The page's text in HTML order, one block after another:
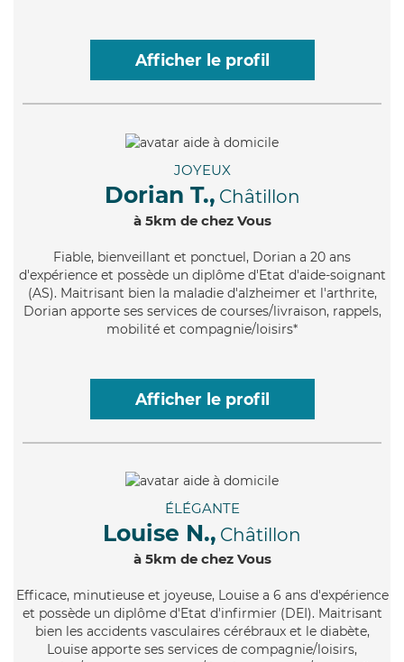
Afficher le profil
JOYEUX
Dorian T., Châtillon
à 5km de chez Vous
Fiable, bienveillant et ponctuel, Dorian a 20 ans
d'expérience et possède un diplôme d'Etat d'aide-soignant
(AS). Maitrisant bien la maladie d'alzheimer et l'arthrite,
Dorian apporte ses services de courses/livraison, rappels,
mobilité et compagnie/loisirs*
Afficher le profil
ÉLÉGANTE
Louise N., Châtillon
à 5km de chez Vous
Efficace, minutieuse et joyeuse, Louise a 6 ans d'expérience
et possède un diplôme d'Etat d'infirmier (DEI). Maitrisant
bien les accidents vasculaires cérébraux et le diabète,
Louise apporte ses services de compagnie/loisirs,